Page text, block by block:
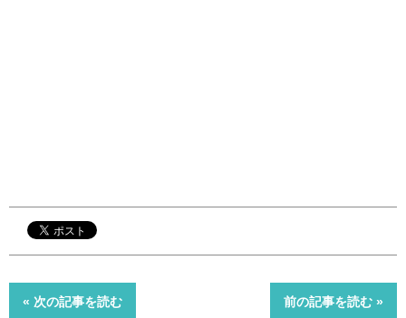
« 次の記事を読む 前の記事を読む »